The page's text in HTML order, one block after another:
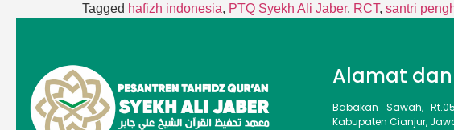
Tagged hafizh indonesia, PTQ Syekh Ali Jaber, RCT, santri
Alamat
Babakan Sawah,
Kabupaten Cianjur,